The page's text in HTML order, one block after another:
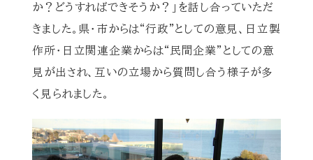
か？どうすればできそうか？」を話し合っていただ
きました。県・市からは“行政”としての意見、日立製
作所・日立関連企業からは“民間企業”としての意
見が出され、互いの立場から質問し合う様子が多
く見られました。